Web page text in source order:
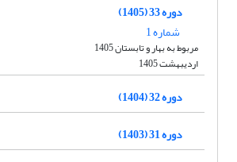
دوره 33 (1405)
شماره 1
مربوط به بهار و تابستان 1405
اردیبهشت 1405
دوره 32 (1404)
دوره 31 (1403)